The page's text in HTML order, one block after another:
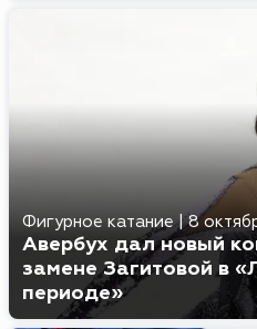
Фигурное катание|8
Авербух дал новый
замене Загитовой в
периоде»